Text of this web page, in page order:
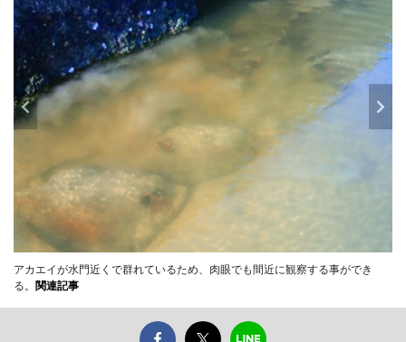
アカエイが水門近くで群れているため、肉眼でも間近に観察する事ができ
る。 関連記事